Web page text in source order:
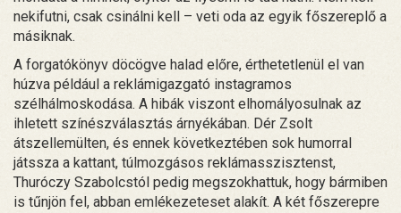
nekifutni, csak csinálni kell – veti oda az egyik főszereplő a
másiknak.
A forgatókönyv döcögve halad előre, érthetetlenül el van
húzva például a reklámigazgató instagramos
szélhálmoskodása. A hibák viszont elhomályosulnak az
ihletett színészválasztás árnyékában. Dér Zsolt
átszellemülten, és ennek következtében sok humorral
játssza a kattant, túlmozgásos reklámasszisztenst,
Thuróczy Szabolcstól pedig megszokhattuk, hogy bármiben
is tűnjön fel, abban emlékezeteset alakít. A két főszerepre